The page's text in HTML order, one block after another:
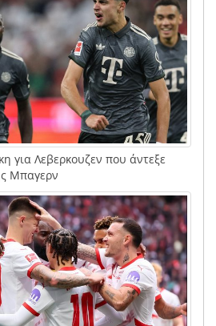
για Λεβερκουζεν που άντεξε
Μπαγερν